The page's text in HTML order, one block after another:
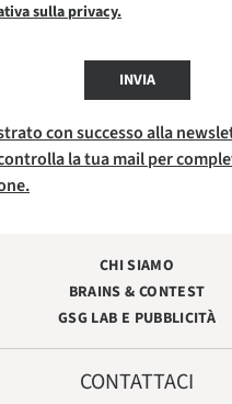
sulla privacy.
INVIA
con successo alla
la tua mail per
CHI SIAMO
BRAINS & CONTEST
GSG LAB E PUBBLICITÀ
CONTATTACI